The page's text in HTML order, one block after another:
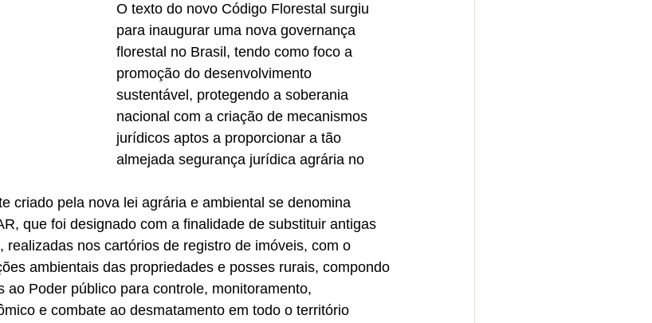
O texto do novo Código Florestal surgiu
para inaugurar uma nova governança
florestal no Brasil, tendo como foco a
promoção do desenvolvimento
sustentável, protegendo a soberania
nacional com a criação de mecanismos
jurídicos aptos a proporcionar a tão
almejada segurança jurídica agrária no
criado pela nova lei agrária e ambiental se denomina
que foi designado com a finalidade de substituir antigas
realizadas nos cartórios de registro de imóveis, com o
ambientais das propriedades e posses rurais, compondo
ao Poder público para controle, monitoramento,
e combate ao desmatamento em todo o território